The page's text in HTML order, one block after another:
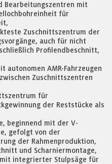
Bearbeitungszentren mit
für
Zuschnittszentrum der
auch für nicht
Profilendbeschnitt,
autonomen AMR-Fahrzeugen
Zuschnittszentren
für
der Reststücke als
beginnend mit der V-
gefolgt von der
der Rahmenproduktion,
und Scharniermontage,
integrierter Stulpsäge für